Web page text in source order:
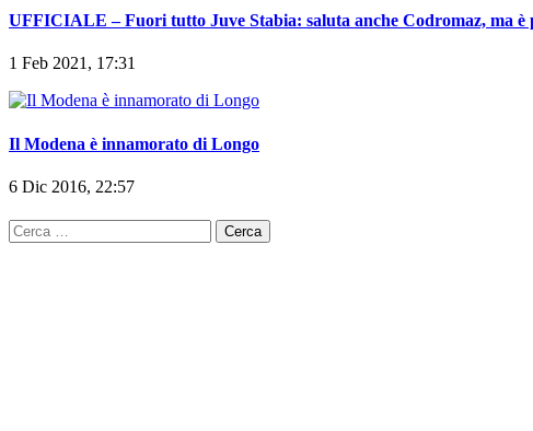
UFFICIALE – Fuori tutto Juve Stabia: saluta anche Codromaz, ma è
1 Feb 2021, 17:31
Il Modena è innamorato di Longo
6 Dic 2016, 22:57
Ricerca
per: